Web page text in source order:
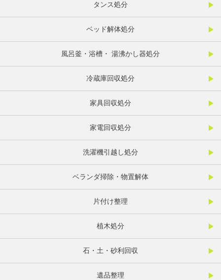
タンス処分
ベッド解体処分
風呂釜・浴槽・ 湯沸かし器処分
冷蔵庫回収処分
家具回収処分
家電回収処分
洗濯機引越し処分
ベランダ掃除・物置解体
片付け整理
植木処分
石・土・砂利回収
遺品整理